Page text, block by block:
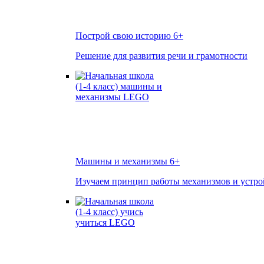
Построй свою историю 6+
Решение для развития речи и грамотности
Машины и механизмы 6+
Изучаем принцип работы механизмов и